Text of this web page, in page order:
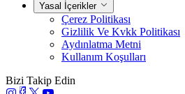
Yasal İçerikler
Çerez Politikası
Gizlilik Ve Kvkk Politikası
Aydınlatma Metni
Kullanım Koşulları
Bizi Takip Edin